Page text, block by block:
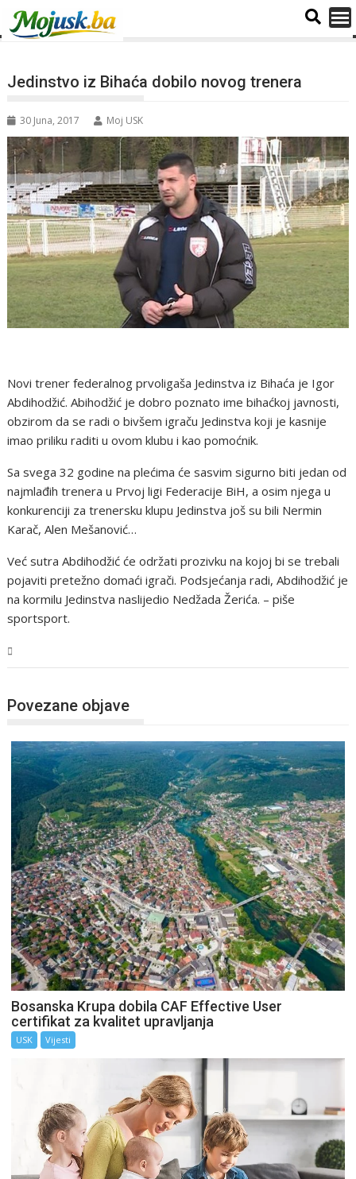
Jedinstvo iz Bihaća dobilo novog trenera
30 Juna, 2017 Moj USK
Novi trener federalnog prvoligaša Jedinstva iz Bihaća je Igor
Abdihodžić. Abihodžić je dobro poznato ime bihaćkoj javnosti,
obzirom da se radi o bivšem igraču Jedinstva koji je kasnije
imao priliku raditi u ovom klubu i kao pomoćnik.
Sa svega 32 godine na plećima će sasvim sigurno biti jedan od
najmlađih trenera u Prvoj ligi Federacije BiH, a osim njega u
konkurenciji za trenersku klupu Jedinstva još su bili Nermin
Karač, Alen Mešanović…
Već sutra Abdihodžić će održati prozivku na kojoj bi se trebali
pojaviti pretežno domaći igrači. Podsjećanja radi, Abdihodžić je
na kormilu Jedinstva naslijedio Nedžada Žerića. – piše
sportsport.
Povezane objave
Bosanska Krupa dobila CAF Effective User
certifikat za kvalitet upravljanja
USK Vijesti